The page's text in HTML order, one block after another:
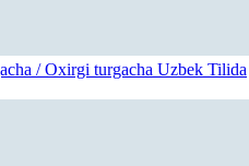
/ Oxirgi turgacha Uzbek Tilida